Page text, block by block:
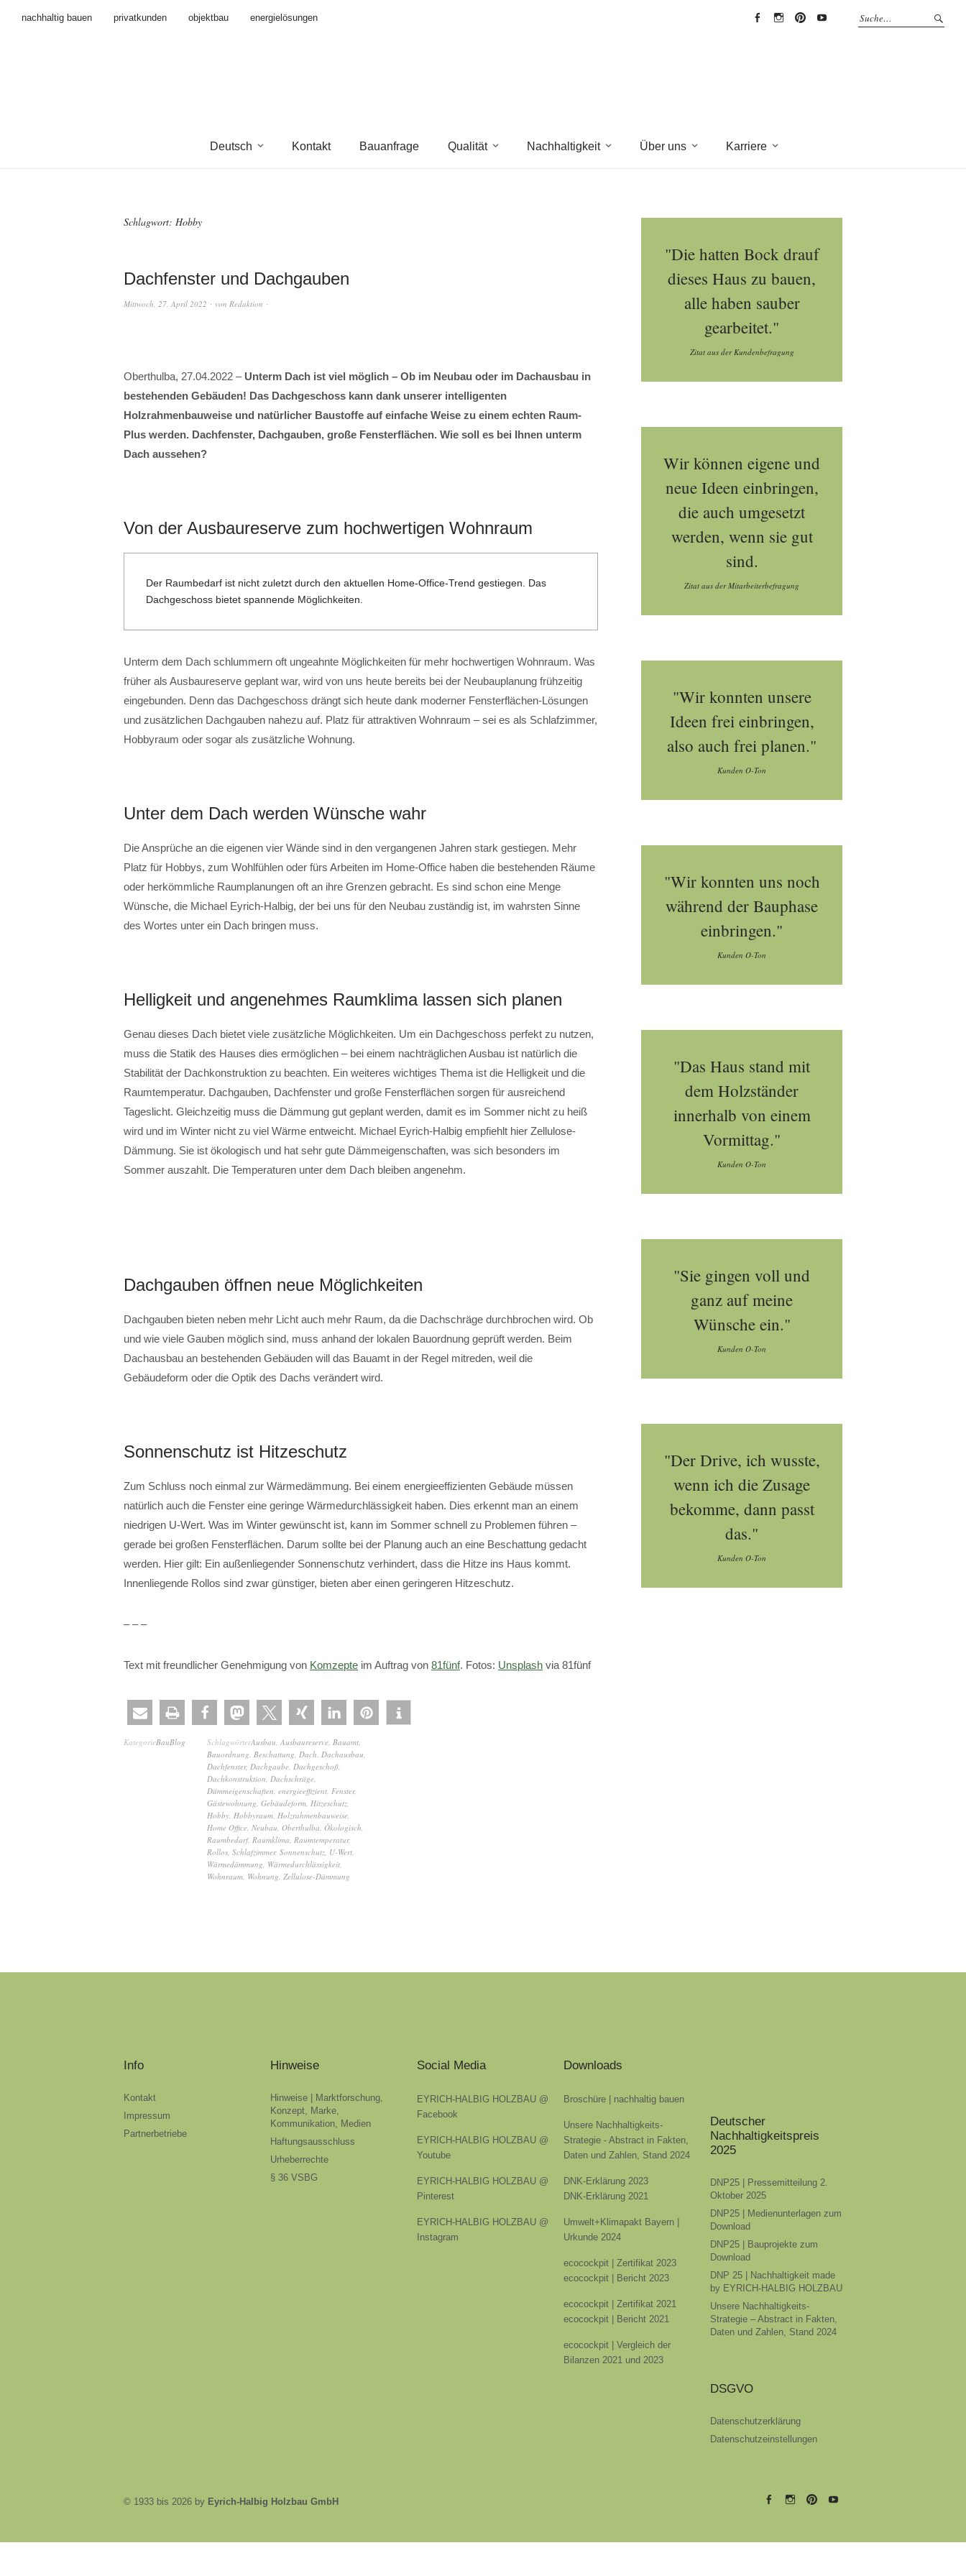
nachhaltig bauen privatkunden objektbau
energielösungen
Deutsch Kontakt Bauanfrage Qualität Nachhaltigkeit Über uns Karriere
Schlagwort: Hobby
Dachfenster und Dachgauben
Mittwoch, 27. April 2022 von Redaktion
Oberthulba, 27.04.2022 – Unterm Dach ist viel möglich – Ob im Neubau oder im Dachausbau in
bestehenden Gebäuden! Das Dachgeschoss kann dank unserer intelligenten
Holzrahmenbauweise und natürlicher Baustoffe auf einfache Weise zu einem echten Raum-
Plus werden. Dachfenster, Dachgauben, große Fensterflächen. Wie soll es bei Ihnen unterm
Dach aussehen?
Von der Ausbaureserve zum hochwertigen Wohnraum
Der Raumbedarf ist nicht zuletzt durch den aktuellen Home-Office-Trend gestiegen. Das
Dachgeschoss bietet spannende Möglichkeiten.
Unterm dem Dach schlummern oft ungeahnte Möglichkeiten für mehr hochwertigen Wohnraum. Was
früher als Ausbaureserve geplant war, wird von uns heute bereits bei der Neubauplanung frühzeitig
eingebunden. Denn das Dachgeschoss drängt sich heute dank moderner Fensterflächen-Lösungen
und zusätzlichen Dachgauben nahezu auf. Platz für attraktiven Wohnraum – sei es als Schlafzimmer,
Hobbyraum oder sogar als zusätzliche Wohnung.
Unter dem Dach werden Wünsche wahr
Die Ansprüche an die eigenen vier Wände sind in den vergangenen Jahren stark gestiegen. Mehr
Platz für Hobbys, zum Wohlfühlen oder fürs Arbeiten im Home-Office haben die bestehenden Räume
oder herkömmliche Raumplanungen oft an ihre Grenzen gebracht. Es sind schon eine Menge
Wünsche, die Michael Eyrich-Halbig, der bei uns für den Neubau zuständig ist, im wahrsten Sinne
des Wortes unter ein Dach bringen muss.
Helligkeit und angenehmes Raumklima lassen sich planen
Genau dieses Dach bietet viele zusätzliche Möglichkeiten. Um ein Dachgeschoss perfekt zu nutzen,
muss die Statik des Hauses dies ermöglichen – bei einem nachträglichen Ausbau ist natürlich die
Stabilität der Dachkonstruktion zu beachten. Ein weiteres wichtiges Thema ist die Helligkeit und die
Raumtemperatur. Dachgauben, Dachfenster und große Fensterflächen sorgen für ausreichend
Tageslicht. Gleichzeitig muss die Dämmung gut geplant werden, damit es im Sommer nicht zu heiß
wird und im Winter nicht zu viel Wärme entweicht. Michael Eyrich-Halbig empfiehlt hier Zellulose-
Dämmung. Sie ist ökologisch und hat sehr gute Dämmeigenschaften, was sich besonders im
Sommer auszahlt. Die Temperaturen unter dem Dach bleiben angenehm.
Dachgauben öffnen neue Möglichkeiten
Dachgauben bieten neben mehr Licht auch mehr Raum, da die Dachschräge durchbrochen wird. Ob
und wie viele Gauben möglich sind, muss anhand der lokalen Bauordnung geprüft werden. Beim
Dachausbau an bestehenden Gebäuden will das Bauamt in der Regel mitreden, weil die
Gebäudeform oder die Optik des Dachs verändert wird.
Sonnenschutz ist Hitzeschutz
Zum Schluss noch einmal zur Wärmedämmung. Bei einem energieeffizienten Gebäude müssen
natürlich auch die Fenster eine geringe Wärmedurchlässigkeit haben. Dies erkennt man an einem
niedrigen U-Wert. Was im Winter gewünscht ist, kann im Sommer schnell zu Problemen führen –
gerade bei großen Fensterflächen. Darum sollte bei der Planung auch an eine Beschattung gedacht
werden. Hier gilt: Ein außenliegender Sonnenschutz verhindert, dass die Hitze ins Haus kommt.
Innenliegende Rollos sind zwar günstiger, bieten aber einen geringeren Hitzeschutz.
– – –
Text mit freundlicher Genehmigung von Komzepte im Auftrag von 81fünf. Fotos: Unsplash via 81fünf
KategorieBauBlog SchlagwörterAusbau Ausbaureserve Bauamt
Bauordnung Beschattung Dach Dachausbau
Dachfenster, Dachgaube Dachgeschoß
Dachkonstruktion Dachschräge
Dämmeigenschaften energieeffizient Fenster,
Gästewohnung Gebäudeform Hitzeschutz
Hobby Hobbyraum Holzrahmenbauweise
Home Office Neubau Oberthulba Ökologisch
Raumbedarf, Raumklima Raumtemperatur,
Rollos Schlafzimmer, Sonnenschutz U-Wert
Wärmedämmung Wärmedurchlässigkeit
Wohnraum Wohnung Zellulose-Dämmung
"Die hatten Bock drauf
dieses Haus zu bauen,
alle haben sauber
gearbeitet."
Zitat aus der Kundenbefragung
Wir können eigene und
neue Ideen einbringen,
die auch umgesetzt
werden, wenn sie gut
sind.
Zitat aus der Mitarbeiterbefragung
"Wir konnten unsere
Ideen frei einbringen,
also auch frei planen."
Kunden O-Ton
"Wir konnten uns noch
während der Bauphase
einbringen."
Kunden O-Ton
"Das Haus stand mit
dem Holzständer
innerhalb von einem
Vormittag."
Kunden O-Ton
"Sie gingen voll und
ganz auf meine
Wünsche ein."
Kunden O-Ton
"Der Drive, ich wusste,
wenn ich die Zusage
bekomme, dann passt
das."
Kunden O-Ton
Info
Kontakt
Impressum
Partnerbetriebe
Hinweise
Hinweise | Marktforschung,
Konzept, Marke,
Kommunikation, Medien
Haftungsausschluss
Urheberrechte
§ 36 VSBG
Social Media
EYRICH-HALBIG HOLZBAU @
Facebook
EYRICH-HALBIG HOLZBAU @
Youtube
EYRICH-HALBIG HOLZBAU @
Pinterest
EYRICH-HALBIG HOLZBAU @
Instagram
Downloads
Broschüre | nachhaltig bauen
Unsere Nachhaltigkeits-
Strategie - Abstract in Fakten,
Daten und Zahlen, Stand 2024
DNK-Erklärung 2023
DNK-Erklärung 2021
Umwelt+Klimapakt Bayern |
Urkunde 2024
ecocockpit | Zertifikat 2023
ecocockpit | Bericht 2023
ecocockpit | Zertifikat 2021
ecocockpit | Bericht 2021
ecocockpit | Vergleich der
Bilanzen 2021 und 2023
Deutscher
Nachhaltigkeitspreis
2025
DNP25 | Pressemitteilung 2.
Oktober 2025
DNP25 | Medienunterlagen zum
Download
DNP25 | Bauprojekte zum
Download
DNP 25 | Nachhaltigkeit made
by EYRICH-HALBIG HOLZBAU
Unsere Nachhaltigkeits-
Strategie – Abstract in Fakten,
Daten und Zahlen, Stand 2024
DSGVO
Datenschutzerklärung
Datenschutzeinstellungen
HOLZBAUHOLZBAUHOLZBAUHOLZBAU
© 1933 bis 2026 by Eyrich-Halbig Holzbau GmbH